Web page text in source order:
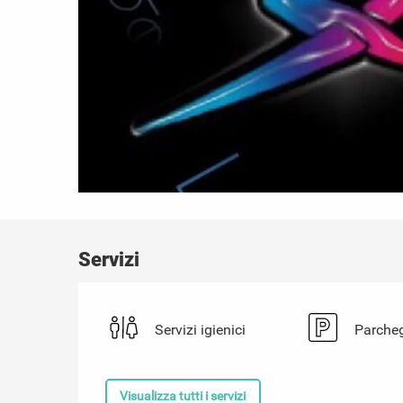
Servizi
Servizi igienici
Visualizza tutti i servizi